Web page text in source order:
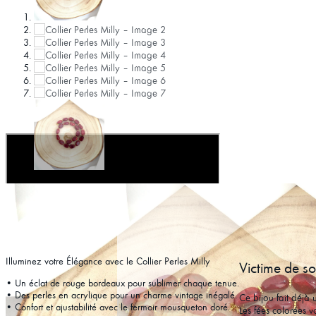
Illuminez votre Élégance avec le Collier Perles Milly
• Un éclat de rouge bordeaux pour sublimer chaque tenue.
• Des perles en acrylique pour un charme vintage inégalé.
• Confort et ajustabilité avec le fermoir mousqueton doré.
Victime de
Ce bijou fait déjà
Les fées colorées